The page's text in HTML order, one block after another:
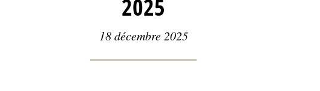
2025
18 décembre 2025